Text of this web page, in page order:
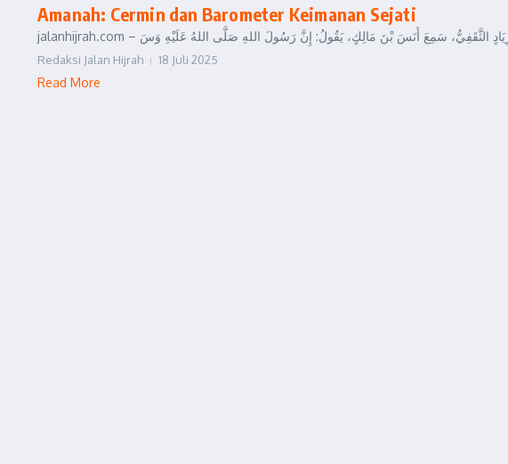
Amanah: Cermin dan Barometer Keimanan Sejati
Redaksi Jalan Hijrah 18 Juli 2025
Read More